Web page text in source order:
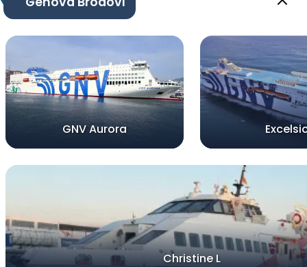
GNV Aurora
Christine L